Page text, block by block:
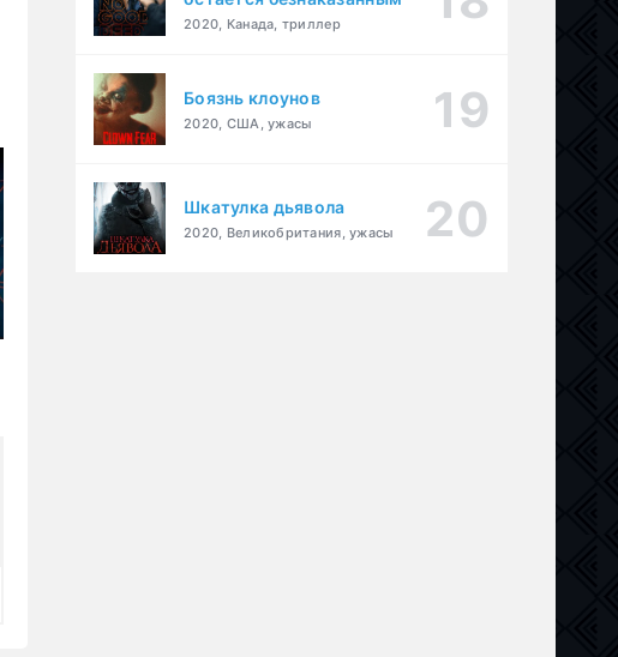
2020, Канада, триллер
Боязнь клоунов
2020, США, ужасы
Шкатулка дьявола
2020, Великобритания, ужасы